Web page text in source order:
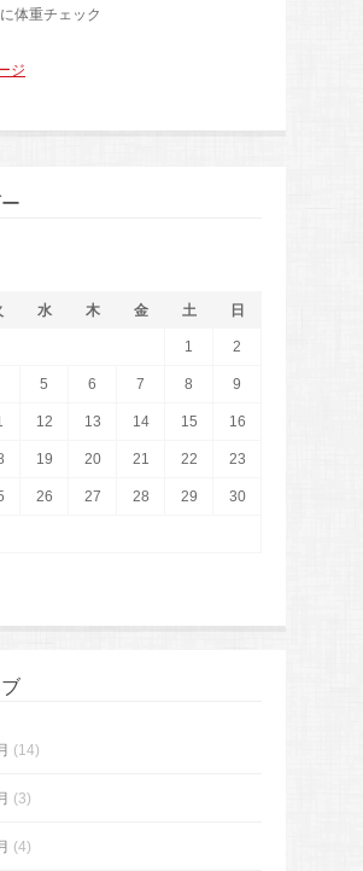
体重チェック
ジ
水 木 金 土 日
1 2
5 6 7 8 9
12 13 14 15 16
19 20 21 22 23
26 27 28 29 30
(14)
(3)
(4)